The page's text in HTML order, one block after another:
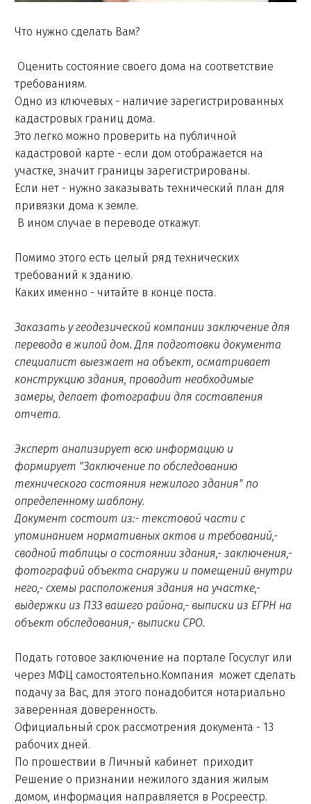
Что нужно сделать Вам?
Оценить состояние своего дома на соответствие
требованиям.
Одно из ключевых - наличие зарегистрированных
кадастровых границ дома.
Это легко можно проверить на публичной
кадастровой карте - если дом отображается на
участке, значит границы зарегистрированы.
Если нет - нужно заказывать технический план для
привязки дома к земле.
В ином случае в переводе откажут.
Помимо этого есть целый ряд технических
требований к зданию.
Каких именно - читайте в конце поста.
Заказать у геодезической компании заключение для
перевода в жилой дом. Для подготовки документа
специалист выезжает на объект, осматривает
конструкцию здания, проводит необходимые
замеры, делает фотографии для составления
отчета.
Эксперт анализирует всю информацию и
формирует "Заключение по обследованию
технического состояния нежилого здания" по
определенному шаблону.
Документ состоит из:- текстовой части с
упоминанием нормативных актов и требований,-
сводной таблицы о состоянии здания,- заключения,-
фотографий объекта снаружи и помещений внутри
него,- схемы расположения здания на участке,-
выдержки из ПЗЗ вашего района,- выписки из ЕГРН на
объект обследования,- выписки СРО.
Подать готовое заключение на портале Госуслуг или
через МФЦ самостоятельно.Компания может сделать
подачу за Вас, для этого понадобится нотариально
заверенная доверенность.
Официальный срок рассмотрения документа - 13
рабочих дней.
По прошествии в Личный кабинет приходит
Решение о признании нежилого здания жилым
домом, информация направляется в Росреестр.